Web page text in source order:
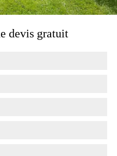
devis gratuit